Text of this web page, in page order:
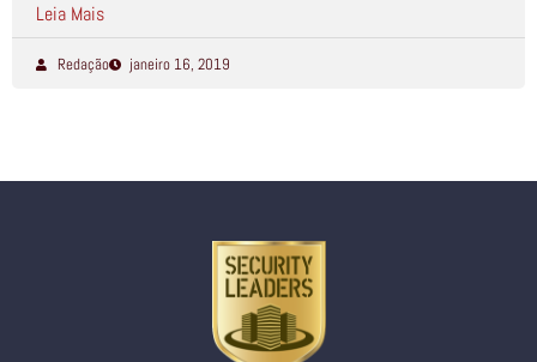
Leia Mais
Redação janeiro 16, 2019